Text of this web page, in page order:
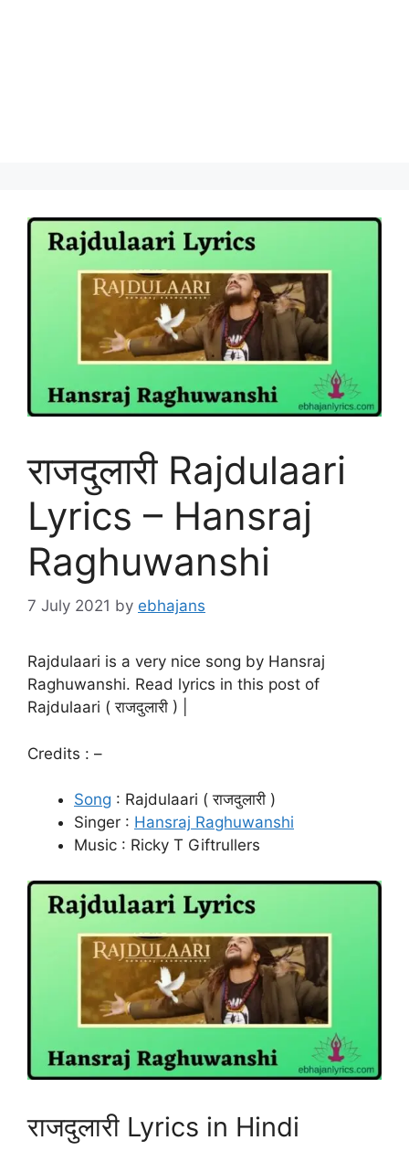
राजदुलारी Rajdulaari
Lyrics – Hansraj
Raghuwanshi
7 July 2021 by ebhajans
Rajdulaari is a very nice song by Hansraj
Raghuwanshi. Read lyrics in this post of
Rajdulaari ( राजदुलारी ) |
Credits : –
Song : Rajdulaari ( राजदुलारी )
Singer : Hansraj Raghuwanshi
Music : Ricky T Giftrullers
राजदुलारी Lyrics in Hindi